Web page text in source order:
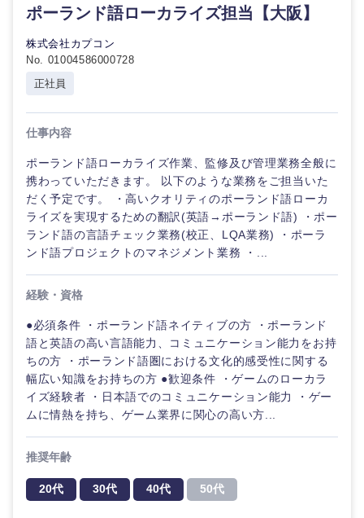
ポーランド語ローカライズ担当【大阪】
株式会社カプコン
No. 01004586000728
正社員
仕事内容
ポーランド語ローカライズ作業、監修及び管理業務全般に
携わっていただきます。 以下のような業務をご担当いた
だく予定です。 ・高いクオリティのポーランド語ローカ
ライズを実現するための翻訳(英語→ポーランド語) ・ポー
ランド語の言語チェック業務(校正、LQA業務) ・ポーラ
ンド語プロジェクトのマネジメント業務 ・...
経験・資格
●必須条件 ・ポーランド語ネイティブの方 ・ポーランド
語と英語の高い言語能力、コミュニケーション能力をお持
ちの方 ・ポーランド語圏における文化的感受性に関する
幅広い知識をお持ちの方 ●歓迎条件 ・ゲームのローカラ
イズ経験者 ・日本語でのコミュニケーション能力 ・ゲー
ムに情熱を持ち、ゲーム業界に関心の高い方...
推奨年齢
20代 30代 40代 50代